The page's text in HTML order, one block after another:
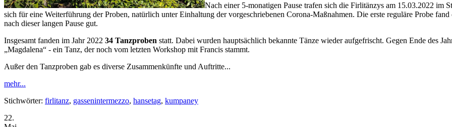
Nach einer 5-monatigen Pause trafen sich die Firlitänzys am 15.03.2022 im
sich für eine Weiterführung der Proben, natürlich unter Einhaltung der vorgeschriebenen Corona-Maßnahmen. Die erste reguläre Probe
nach dieser langen Pause gut.
Insgesamt fanden im Jahr 2022 34 Tanzproben statt. Dabei wurden hauptsächlich bekannte Tänze wieder aufgefrischt. Gegen Ende des
„Magdalena“ - ein Tanz, der noch vom letzten Workshop mit Francis stammt.
Außer den Tanzproben gab es diverse Zusammenkünfte und Auftritte...
mehr...
Stichwörter: firlitanz, gassenintermezzo, hansetag, kumpaney
22.